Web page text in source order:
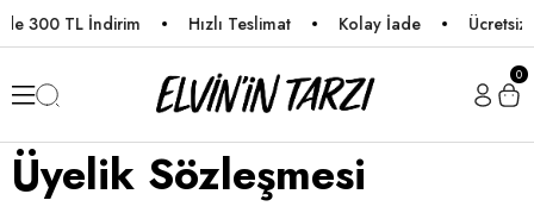
300 TL İndirim Hızlı Teslimat Kolay İade Ücretsiz
0
Üyelik Sözleşmesi